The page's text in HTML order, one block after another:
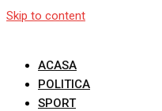
Skip to content
ACASA
POLITICA
SPORT